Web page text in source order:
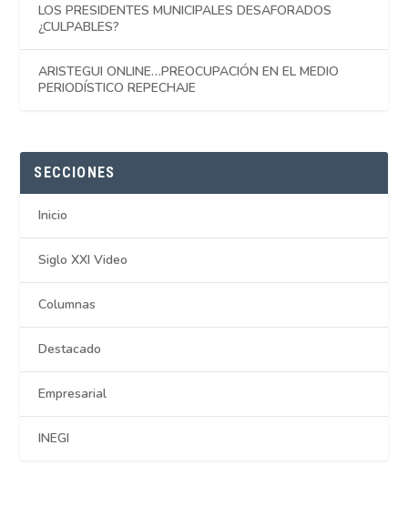
LOS PRESIDENTES MUNICIPALES DESAFORADOS
¿CULPABLES?
ARISTEGUI ONLINE…PREOCUPACIÓN EN EL MEDIO
PERIODÍSTICO REPECHAJE
SECCIONES
Inicio
Siglo XXI Video
Columnas
Destacado
Empresarial
INEGI